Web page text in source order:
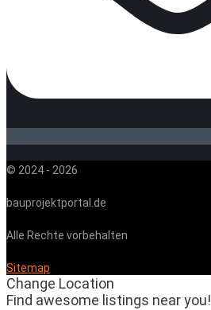
© 2024 - 2026
bauprojektportal.de
Alle Rechte vorbehalten
Sitemap
Change Location
Find awesome listings near you!